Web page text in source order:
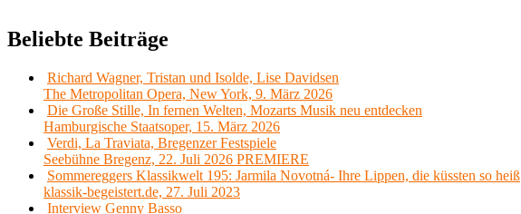
Beliebte Beiträge
Richard Wagner, Tristan und Isolde, Lise Davidsen
The Metropolitan Opera, New York, 9. März 2026
Die Große Stille, In fernen Welten, Mozarts Musik neu entdecken
Hamburgische Staatsoper, 15. März 2026
Verdi, La Traviata, Bregenzer Festspiele
Seebühne Bregenz, 22. Juli 2026 PREMIERE
Sommereggers Klassikwelt 195: Jarmila Novotná- Ihre Lippen, die küssten so heiß
klassik-begeistert.de, 27. Juli 2023
Interview Genny Basso